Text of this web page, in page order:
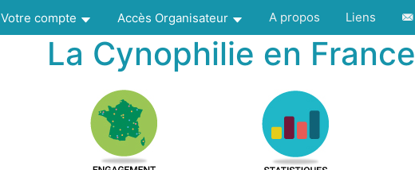
Votre compte Accès Organisateur A propos Liens
La Cynophilie en France